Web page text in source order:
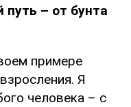
путь – от бунта
примере
Я
человека – с